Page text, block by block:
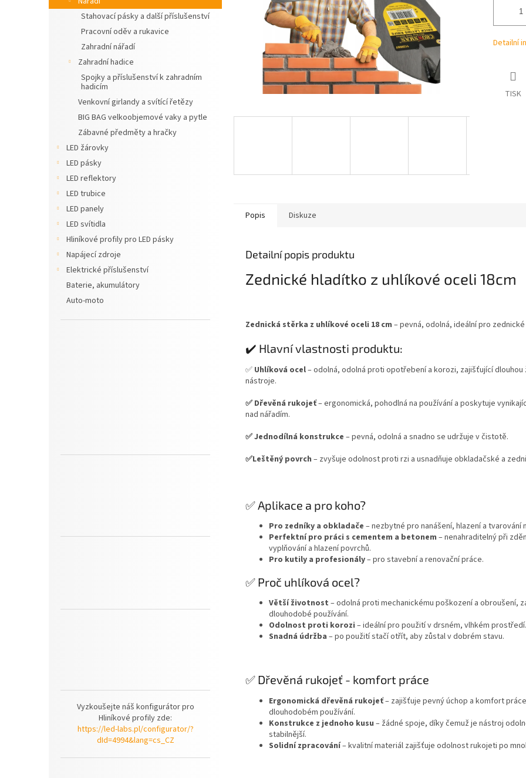
n
Stahovací pásky a další příslušenství
Pracovní oděv a rukavice
Zahradní nářadí
Zahradní hadice
Spojky a příslušenství k zahradním
hadicím
Venkovní girlandy a svítící řetězy
BIG BAG velkoobjemové vaky a pytle
Zábavné předměty a hračky
LED žárovky
LED pásky
LED reflektory
LED trubice
LED panely
LED svítidla
Hliníkové profily pro LED pásky
Napájecí zdroje
Elektrické příslušenství
Baterie, akumulátory
Auto-moto
Vyzkoušejte náš konfigurátor pro
Hliníkové profily zde:
https://led-labs.pl/configurator/?
dId=4994&lang=cs_CZ
Detailní
TISK
Popis Diskuze
Detailní popis produktu
Zednické hladítko z uhlíkové oceli 18cm
Zednická stěrka z uhlíkové oceli 18 cm – pevná, odolná, ideální pro
✔️ Hlavní vlastnosti produktu:
✅ Uhlíková ocel– odolná, odolná proti opotřebení a korozi, zajišťující
nástroje.
✅ Dřevěná rukojeť– ergonomická, pohodlná na používání a poskytuje
nad nářadím.
✅ Jednodílná konstrukce – pevná, odolná a snadno se udržuje v čistotě.
✅Leštěný povrch – zvyšuje odolnost proti rzi a usnadňuje obkladačské a
✅ Aplikace a pro koho?
Pro zedníky a obkladače – nezbytné pro nanášení, hlazení a tvarování
Perfektní pro práci s cementem a betonem – nenahraditelný při
vyplňování a hlazení povrchů.
Pro kutily a profesionály– pro stavební a renovační práce.
✅ Proč uhlíková ocel?
Větší životnost – odolná proti mechanickému poškození a obroušení,
dlouhodobé používání.
Odolnost proti korozi – ideální pro použití v drsném, vlhkém prostředí.
Snadná údržba – po použití stačí otřít, aby zůstal v dobrém stavu.
✅ Dřevěná rukojeť - komfort práce
Ergonomická dřevěná rukojeť– zajišťuje pevný úchop a komfort
dlouhodobém používání.
Konstrukce z jednoho kusu – žádné spoje, díky čemuž je nástroj
stabilnější.
Solidní zpracování– kvalitní materiál zajišťuje odolnost rukojeti po